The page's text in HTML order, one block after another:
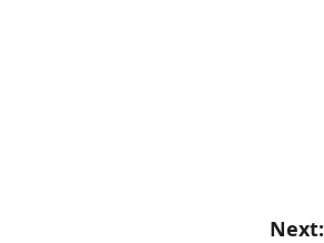
Next: